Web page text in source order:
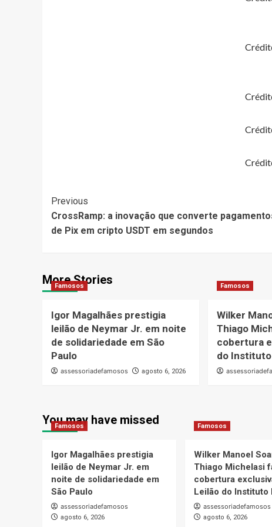
Post
Navigation
Previous
CrossRamp: a inovação que converte
de Pix em cripto USDT em segundos
More Stories
Famosos
Igor Magalhães prestigia
leilão de Neymar Jr. em noite
de solidariedade em São
Paulo
assessoriadefamosos agosto 6, 2026
Famosos
Wilker
Thiago
cobertura
do
You may have missed
Famosos
Igor Magalhães prestigia
leilão de Neymar Jr. em
noite de solidariedade em
São Paulo
assessoriadefamosos
agosto 6, 2026
Famosos
Wilker Manoel
Thiago Michelasi
cobertura
Leilão do Instituto
assessoriadefamosos
agosto 6, 2026